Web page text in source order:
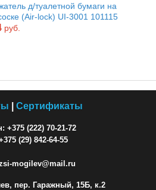
д/туалетной бумаги на
(Аir-lock) UI-3001 101115
руб.
Сертификаты
+375 (222) 70-21-72
(29) 842-64-55
mogilev@mail.ru
пер. Гаражный, 15Б, к.2